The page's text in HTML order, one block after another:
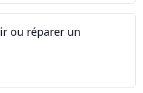
ou réparer un